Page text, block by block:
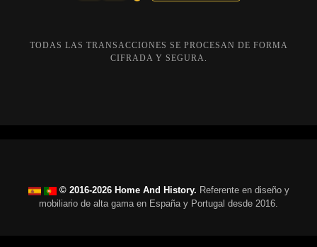
TODAS LAS TRANSACCIONES SE PROCESAN DE FORMA
CIFRADA Y SEGURA.
© 2016-2026 Home And History. Referente en diseño y
mobiliario de alta gama en España y Portugal desde 2016.